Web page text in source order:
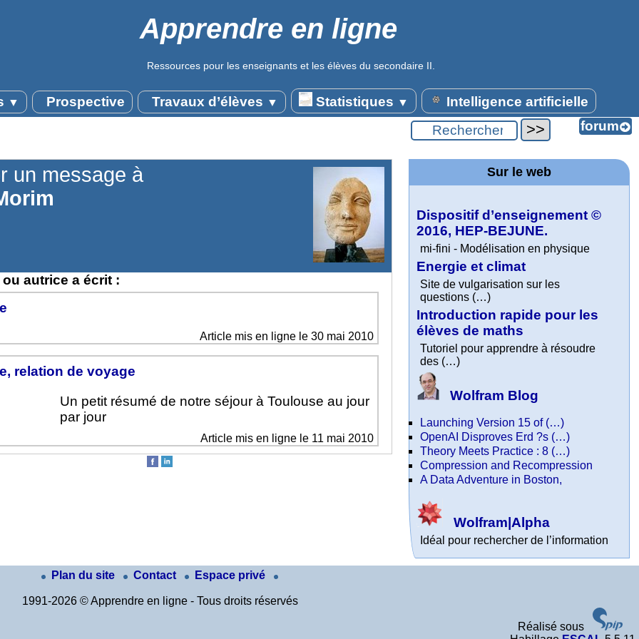
Apprendre en ligne
Ressources pour les enseignants et les élèves du secondaire II.
▼ Prospective Travaux d’élèves ▼ Statistiques ▼ Intelligence artificielle
un message à
autrice a écrit :
Article mis en ligne le 30 mai 2010
relation de voyage
Un petit résumé de notre séjour à Toulouse au jour
par jour
Article mis en ligne le 11 mai 2010
Sur le web
Dispositif d’enseignement ©
2016, HEP-BEJUNE.
mi-fini - Modélisation en physique
Energie et climat
Site de vulgarisation sur les
questions (…)
Introduction rapide pour les
élèves de maths
Tutoriel pour apprendre à résoudre
des (…)
Wolfram Blog
Launching Version 15 of (…)
OpenAI Disproves Erd ?s (…)
Theory Meets Practice : 8 (…)
Compression and Recompression
A Data Adventure in Boston,
Wolfram|Alpha
Idéal pour rechercher de l’information
Plan du site Contact Espace privé
1991-2026 © Apprendre en ligne - Tous droits réservés
Réalisé sous